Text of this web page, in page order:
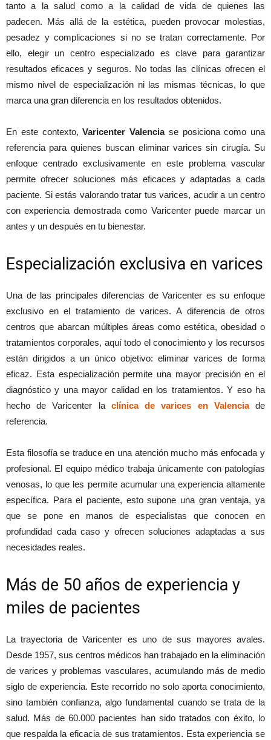
tanto a la salud como a la calidad de vida de quienes las
padecen. Más allá de la estética, pueden provocar molestias,
pesadez y complicaciones si no se tratan correctamente. Por
ello, elegir un centro especializado es clave para garantizar
resultados eficaces y seguros. No todas las clínicas ofrecen el
mismo nivel de especialización ni las mismas técnicas, lo que
marca una gran diferencia en los resultados obtenidos.
En este contexto,Varicenter Valenciase posiciona como una
referencia para quienes buscan eliminar varices sin cirugía. Su
enfoque centrado exclusivamente en este problema vascular
permite ofrecer soluciones más eficaces y adaptadas a cada
paciente. Si estás valorando tratar tus varices, acudir a un centro
con experiencia demostrada como Varicenter puede marcar un
antes y un después en tu bienestar.
Especialización exclusiva en varices
Una de las principales diferencias de Varicenter es su enfoque
exclusivo en el tratamiento de varices. A diferencia de otros
centros que abarcan múltiples áreas como estética, obesidad o
tratamientos corporales, aquí todo el conocimiento y los recursos
están dirigidos a un único objetivo: eliminar varices de forma
eficaz. Esta especialización permite una mayor precisión en el
diagnóstico y una mayor calidad en los tratamientos. Y eso ha
hecho de Varicenter la clínica de varices en Valenciade
referencia.
Esta filosofía se traduce en una atención mucho más enfocada y
profesional. El equipo médico trabaja únicamente con patologías
venosas, lo que les permite acumular una experiencia altamente
específica. Para el paciente, esto supone una gran ventaja, ya
que se pone en manos de especialistas que conocen en
profundidad cada caso y ofrecen soluciones adaptadas a sus
necesidades reales.
Más de 50 años de experiencia y
miles de pacientes
La trayectoria de Varicenter es uno de sus mayores avales.
Desde 1957, sus centros médicos han trabajado en la eliminación
de varices y problemas vasculares, acumulando más de medio
siglo de experiencia. Este recorrido no solo aporta conocimiento,
sino también confianza, algo fundamental cuando se trata de la
salud. Más de 60.000 pacientes han sido tratados con éxito, lo
que respalda la eficacia de sus tratamientos. Esta experiencia se